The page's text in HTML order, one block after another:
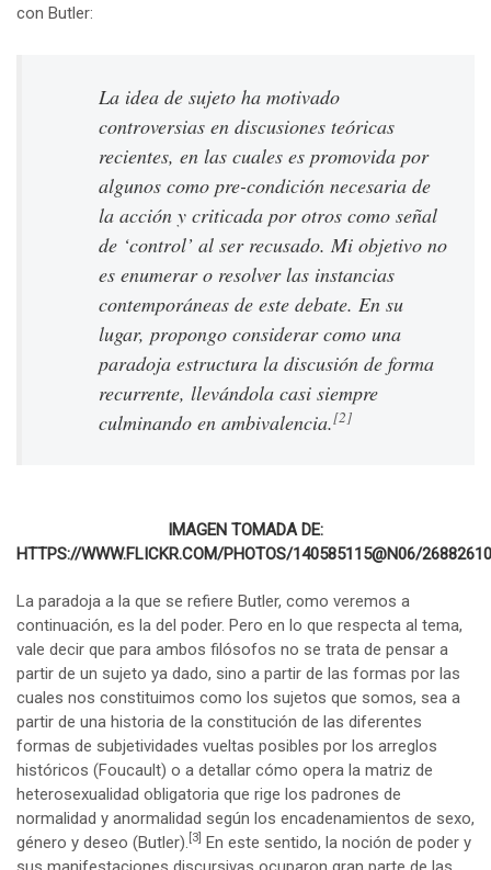
con Butler:
La idea de sujeto ha motivado
controversias en discusiones teóricas
recientes, en las cuales es promovida por
algunos como pre-condición necesaria de
la acción y criticada por otros como señal
de ‘control’ al ser recusado. Mi objetivo no
es enumerar o resolver las instancias
contemporáneas de este debate. En su
lugar, propongo considerar como una
paradoja estructura la discusión de forma
recurrente, llevándola casi siempre
culminando en ambivalencia.[2]
IMAGEN TOMADA DE:
HTTPS://WWW.FLICKR.COM/PHOTOS/140585115@N06/
La paradoja a la que se refiere Butler, como veremos a
continuación, es la del poder. Pero en lo que respecta al tema,
vale decir que para ambos filósofos no se trata de pensar a
partir de un sujeto ya dado, sino a partir de las formas por las
cuales nos constituimos como los sujetos que somos, sea a
partir de una historia de la constitución de las diferentes
formas de subjetividades vueltas posibles por los arreglos
históricos (Foucault) o a detallar cómo opera la matriz de
heterosexualidad obligatoria que rige los padrones de
normalidad y anormalidad según los encadenamientos de sexo,
género y deseo (Butler). [3] En este sentido, la noción de poder y